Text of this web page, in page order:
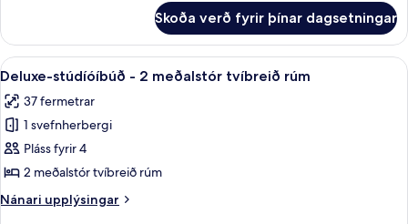
tvíbreitt
rúm
með
svefnsófa
svíta
1
tvíbreitt
rúm
með
svefnsófa
Skoða verð fyrir þínar dagsetningar
Skoða
allar
myndir
fyrir
Deluxe-
stúdíóíbúð
-
2
Regnsturtuhaus, snyrtivörur án
1
Deluxe-stúdíóíbúð - 2 meðalstór tvíbreið rúm
37 fermetrar
1 svefnherbergi
Pláss fyrir 4
2 meðalstór tvíbreið rúm
Nánari upplýsingar
Nánari